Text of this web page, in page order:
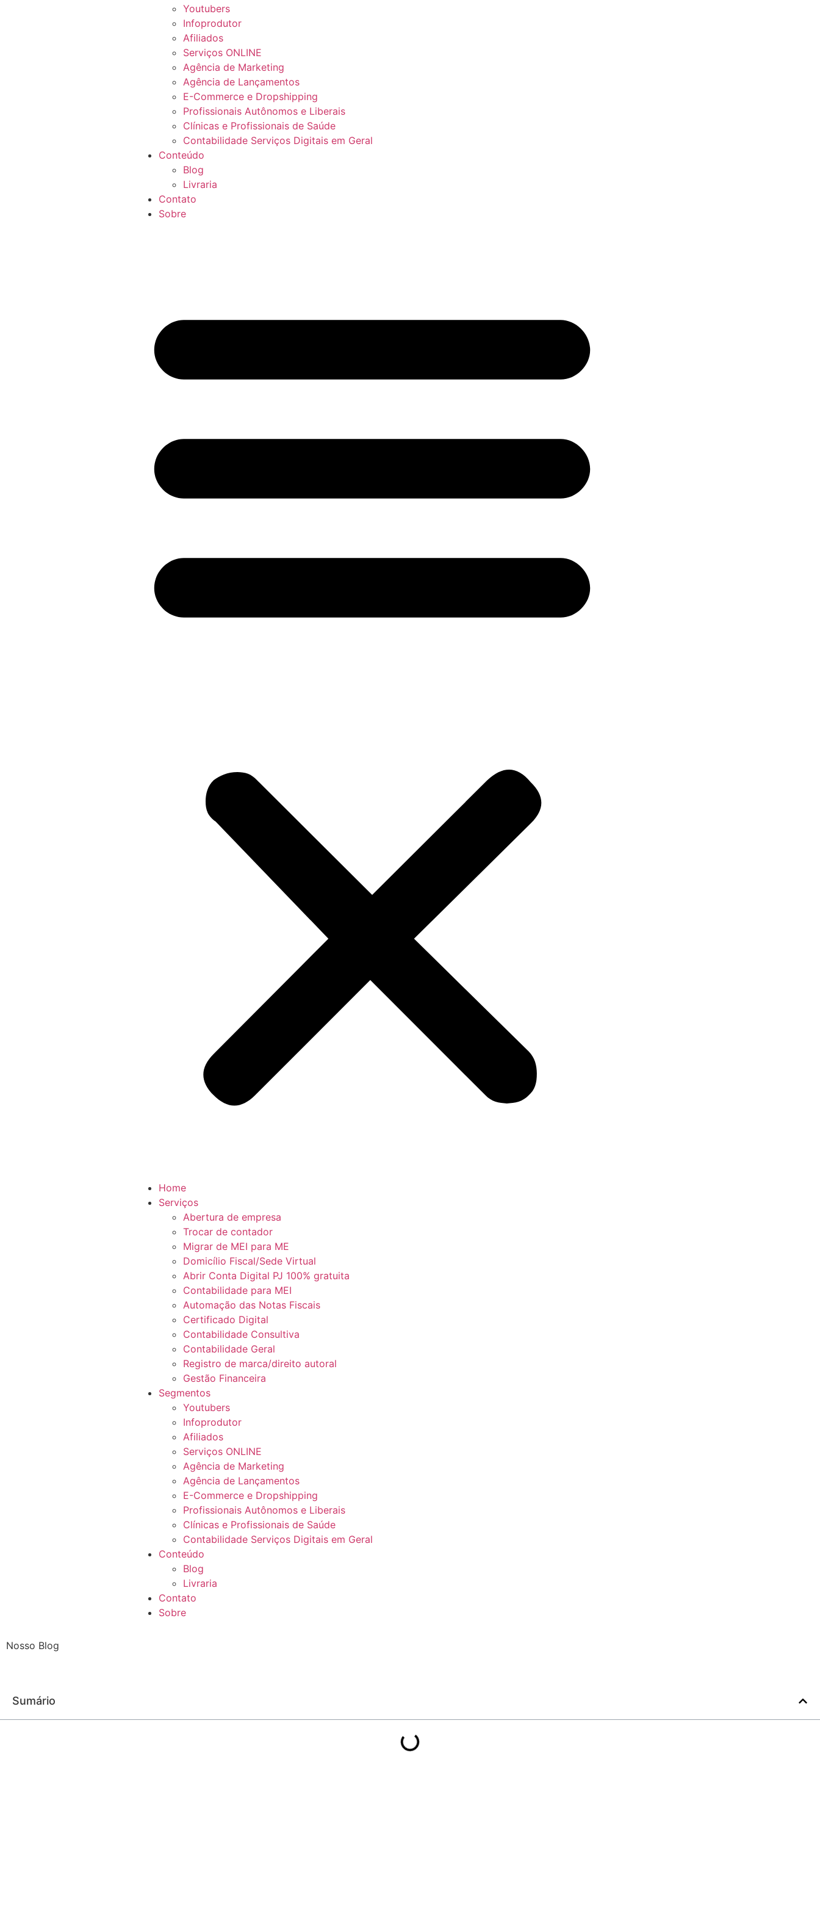
Youtubers
Infoprodutor
Afiliados
Serviços ONLINE
Agência de Marketing
Agência de Lançamentos
E-Commerce e Dropshipping
Profissionais Autônomos e Liberais
Clínicas e Profissionais de Saúde
Contabilidade Serviços Digitais em Geral
Conteúdo
Blog
Livraria
Contato
Sobre
Home
Serviços
Abertura de empresa
Trocar de contador
Migrar de MEI para ME
Domicílio Fiscal/Sede Virtual
Abrir Conta Digital PJ 100% gratuita
Contabilidade para MEI
Automação das Notas Fiscais
Certificado Digital
Contabilidade Consultiva
Contabilidade Geral
Registro de marca/direito autoral
Gestão Financeira
Segmentos
Youtubers
Infoprodutor
Afiliados
Serviços ONLINE
Agência de Marketing
Agência de Lançamentos
E-Commerce e Dropshipping
Profissionais Autônomos e Liberais
Clínicas e Profissionais de Saúde
Contabilidade Serviços Digitais em Geral
Conteúdo
Blog
Livraria
Contato
Sobre
Nosso Blog
Sumário